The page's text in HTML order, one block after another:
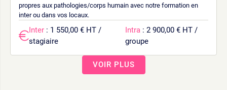
propres aux pathologies/corps humain avec notre formation en
inter ou dans vos locaux.
Inter : 1 550,00 € HT /
stagiaire
Intra : 2 900,00 € HT /
groupe
VOIR PLUS